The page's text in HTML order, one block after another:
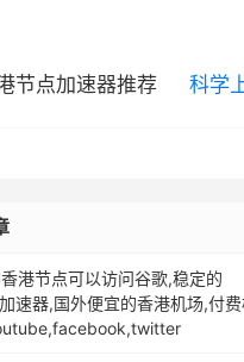
节点加速器推荐 科学
港节点可以访问谷歌,稳定的
速器,国外便宜的香港机场,付